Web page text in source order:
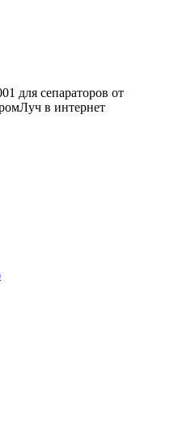
для сепараторов от
в интернет